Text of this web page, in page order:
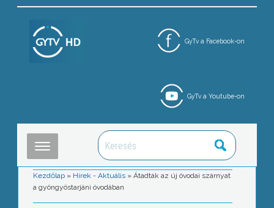
GyTv a Facebook-on
GyTv a Youtube-on
Kezdőlap » Hírek - Aktuális »Átadták az új óvodai szárnyat
a gyöngyöstarjáni óvodában